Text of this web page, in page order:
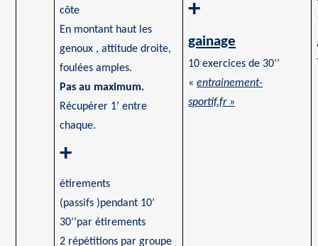
côte
En montant haut les
genoux , attitude droite,
foulées amples.
Pas au maximum.
Récupérer 1’ entre
chaque.
+
étirements
(passifs )pendant 10’
30’’par étirements
2 répétitions par groupe
+
gainage
10 exercices de 30’’
«entrainement-
sportif.fr »